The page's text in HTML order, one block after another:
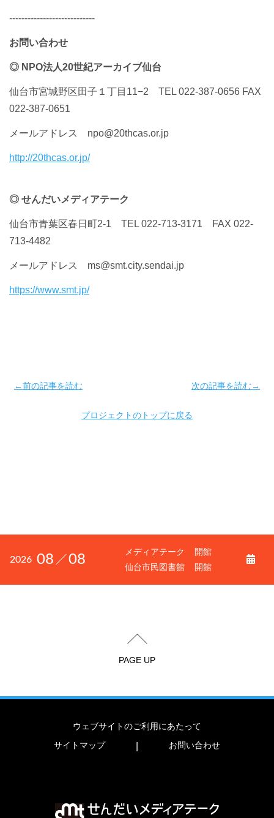
----------------------------
お問い合わせ
◎ NPO法人20世紀アーカイブ仙台
仙台市宮城野区田子１丁目11−2 TEL 022-387-0656 FAX
022-387-0651
メールアドレス npo@20thcas.or.jp
http://20thcas.or.jp/
◎ せんだいメディアテーク
仙台市青葉区春日町2-1 TEL 022-713-3171 FAX 022-
713-4482
メールアドレス ms@smt.city.sendai.jp
https://www.smt.jp/
←前の記事を読む
プロジェクトのトップに戻る
次の記事を読む→
2026 08 08
メディアテーク
開館
仙台市民図書館
開館
PAGE UP
ウェブサイトのご利用にあたって
サイトマップ
お問い合わせ